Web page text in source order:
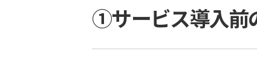
①サービス導入前